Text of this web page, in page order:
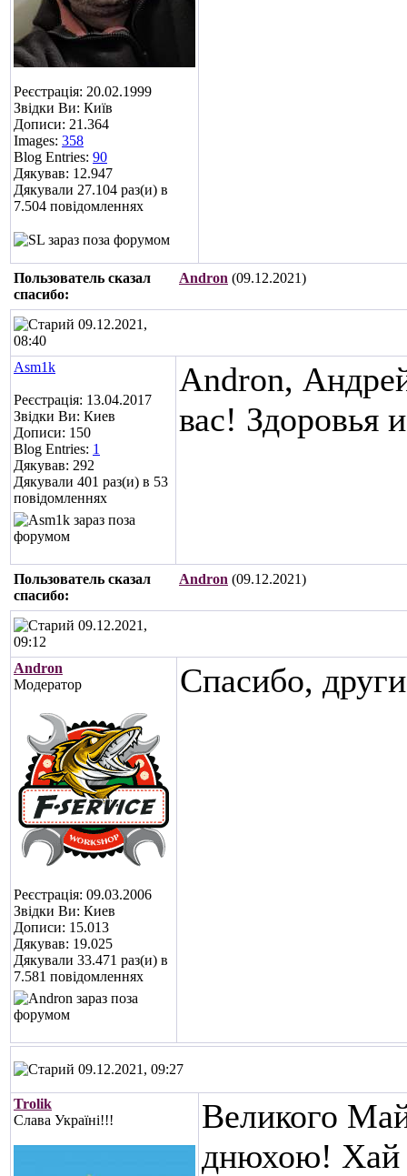
Реєстрація: 20.02.1999
Звідки Ви: Київ
Дописи: 21.364
Images: 358
Blog Entries: 90
Дякував: 12.947
Дякували 27.104 раз(и) в
7.504 повідомленнях
Пользователь сказал
cпасибо:
Andron (09.12.2021)
09.12.2021,
08:40
Asm1k
Реєстрація: 13.04.2017
Звідки Ви: Киев
Дописи: 150
Blog Entries: 1
Дякував: 292
Дякували 401 раз(и) в 53
повідомленнях
Andron,
вас! Здоровья
Пользователь сказал
cпасибо:
Andron (09.12.2021)
09.12.2021,
09:12
Andron
Модератор
Реєстрація: 09.03.2006
Звідки Ви: Киев
Дописи: 15.013
Дякував: 19.025
Дякували 33.471 раз(и) в
7.581 повідомленнях
Спасибо,
09.12.2021, 09:27
Trolik
Слава Україні!!!
Великого
днюхою! Хай